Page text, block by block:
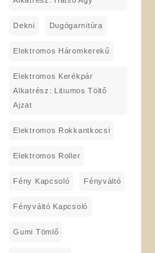
Dekni Dugógarnitúra
Elektromos Háromkerekű
Elektromos Kerékpár
Alkatrész: Litiumos Töltő
Ajzat
Elektromos Rokkantkocsi
Elektromos Roller
Fény Kapcsoló Fényváltó
Fényváltó Kapcsoló
Gumi Tömlő